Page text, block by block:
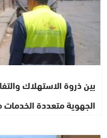
بين ذروة الاستهلاك
الجهوية متعددة